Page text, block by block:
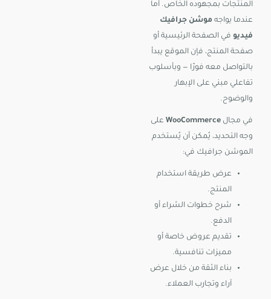
المنتجات بمجهوده الخاص. أما
عندما يواجه موشن جرافيك
فيديو في الصفحة الرئيسية أو
صفحة المنتج، فإن الموقع يبدأ
بالتواصل معه فورًا — وبأسلوب
تفاعلي مبني على الإبهار
والوضوح.
في مجال WooCommerce على
وجه التحديد، يُمكن أن يُستخدم
الموشن جرافيك في:
عرض طريقة استخدام
المنتج.
شرح خطوات الشراء أو
الدفع.
تقديم عروض خاصة أو
مميزات تنافسية.
بناء الثقة من خلال عرض
آراء وتجارب العملاء.